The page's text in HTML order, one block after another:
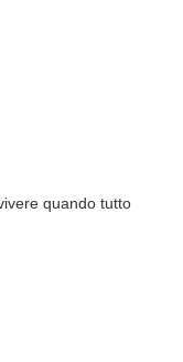
quando tutto